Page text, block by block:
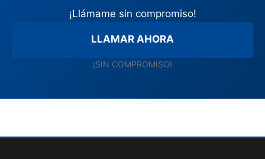
¡Llámame sin compromiso!
LLAMAR AHORA
¡SIN COMPROMISO!